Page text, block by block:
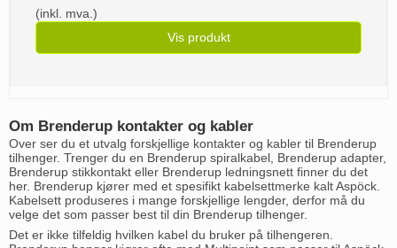
(inkl. mva.)
Vis produkt
Om Brenderup kontakter og kabler
Over ser du et utvalg forskjellige kontakter og kabler til Brenderup
tilhenger. Trenger du en Brenderup spiralkabel, Brenderup adapter,
Brenderup stikkontakt eller Brenderup ledningsnett finner du det
her. Brenderup kjører med et spesifikt kabelsettmerke kalt Aspöck.
Kabelsett produseres i mange forskjellige lengder, derfor må du
velge det som passer best til din Brenderup tilhenger.
Det er ikke tilfeldig hvilken kabel du bruker på tilhengeren.